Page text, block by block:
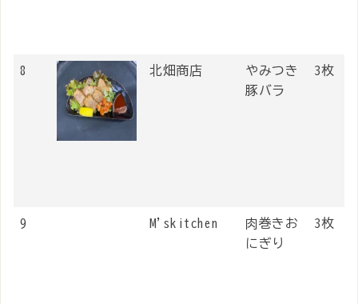
8 北畑商店
やみつき
豚バラ
3枚
9 M'skitchen
肉巻きお
にぎり
3枚